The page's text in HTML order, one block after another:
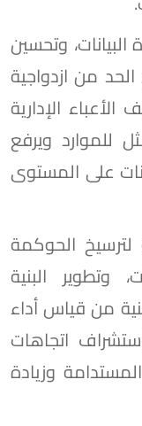
وتحسين
من ازدواجية
الإدارية
للموارد ويرفع
على المستوى
الحوكمة
وتطوير البنية
من قياس أداء
اتجاهات
وزيادة